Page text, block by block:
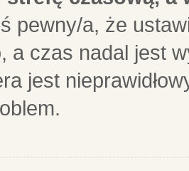
pewny/a, że
a czas nadal jest
jest